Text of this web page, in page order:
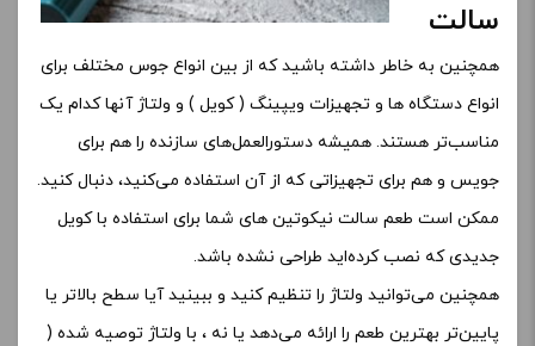
سالت
همچنین به خاطر داشته باشید که از بین انواع جوس مختلف برای
انواع دستگاه ها و تجهیزات ویپینگ ( کویل ) و ولتاژ آنها کدام یک
مناسب‌تر هستند. همیشه دستورالعمل‌های سازنده را هم برای
جویس و هم برای تجهیزاتی که از آن استفاده می‌کنید، دنبال کنید.
ممکن است طعم سالت نیکوتین های شما برای استفاده با کویل
جدیدی که نصب کرده‌اید طراحی نشده باشد.
همچنین می‌توانید ولتاژ را تنظیم کنید و ببینید آیا سطح بالاتر یا
پایین‌تر بهترین طعم را ارائه می‌دهد یا نه ، با ولتاژ توصیه شده (